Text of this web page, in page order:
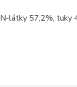
N-látky 57,2%, tuky